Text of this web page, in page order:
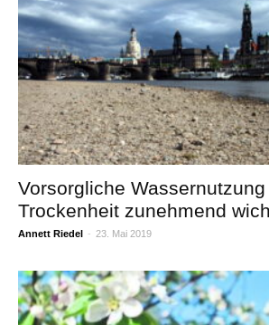
Vorsorgliche
Trockenheit zunehmend
Annett Riedel - 23. Mai 2019